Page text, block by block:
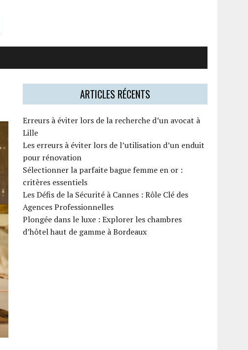
ARTICLES RÉCENTS
Erreurs à éviter lors de la recherche d’un avocat à
Lille
Les erreurs à éviter lors de l’utilisation d’un enduit
pour rénovation
Sélectionner la parfaite bague femme en or :
critères essentiels
Les Défis de la Sécurité à Cannes : Rôle Clé des
Agences Professionnelles
Plongée dans le luxe : Explorer les chambres
d’hôtel haut de gamme à Bordeaux